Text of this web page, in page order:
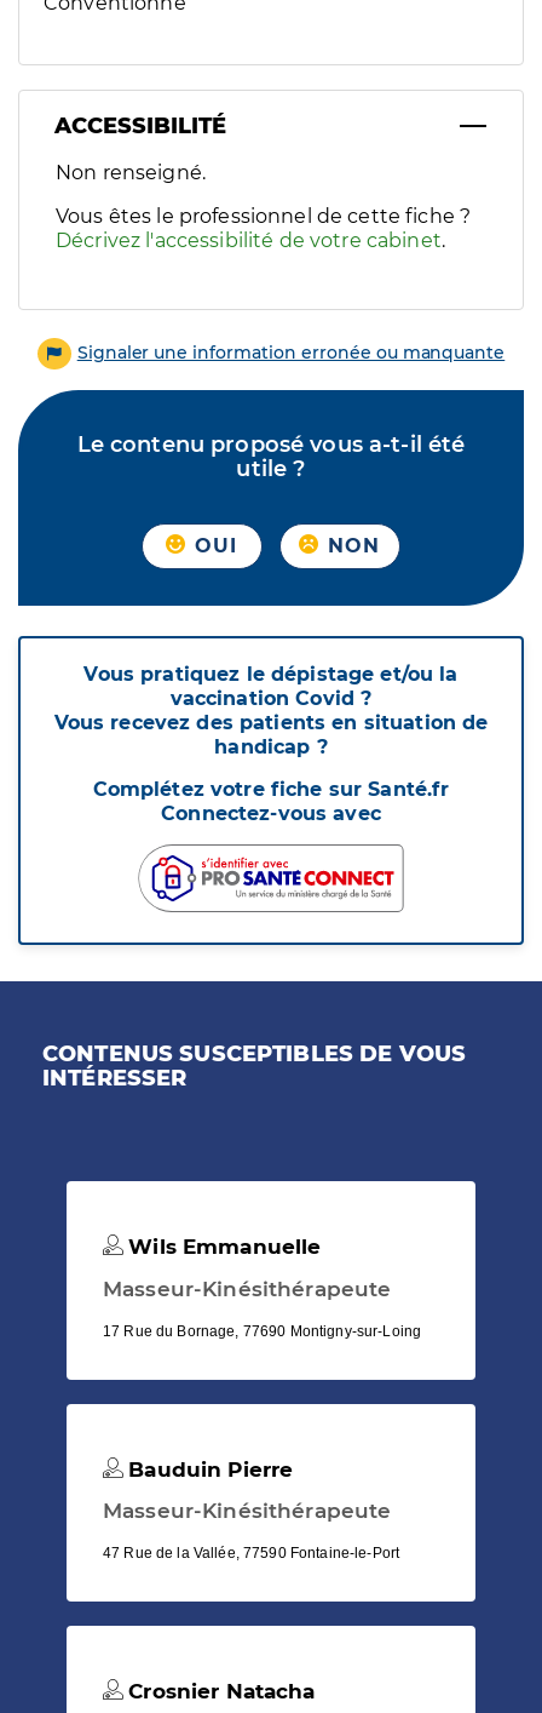
ACCESSIBILITÉ
Filtres
Sélectionnez un ou plusieurs handicaps/besoins
Non renseigné.
Vous êtes le professionnel de cette fiche ?
Décrivez l'accessibilité de votre cabinet.
Signaler une information erronée ou manquante
Le contenu proposé vous a-t-il été
utile ?
OUI NON
Vous pratiquez le dépistage et/ou la
vaccination Covid ?
Vous recevez des patients en situation de
handicap ?
Complétez votre fiche sur Santé.fr
Connectez-vous avec
CONTENUS SUSCEPTIBLES DE VOUS
INTÉRESSER
Wils Emmanuelle
Masseur-Kinésithérapeute
17 Rue du Bornage, 77690 Montigny-sur-Loing
Bauduin Pierre
Masseur-Kinésithérapeute
47 Rue de la Vallée, 77590 Fontaine-le-Port
Crosnier Natacha